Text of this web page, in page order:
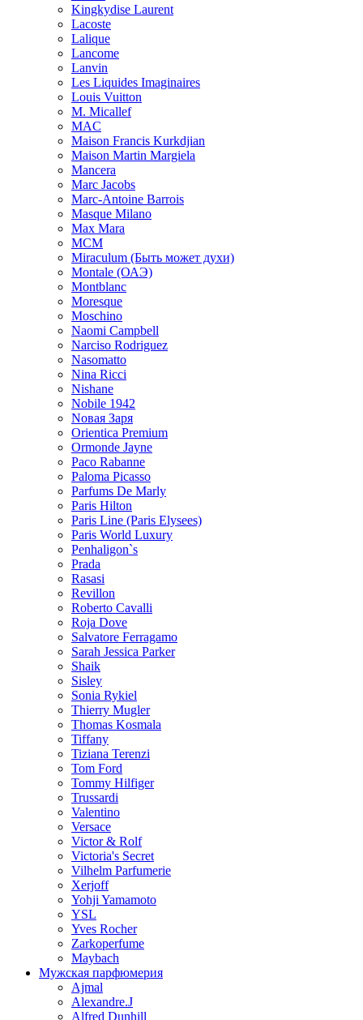
Kingkydise Laurent
Lacoste
Lalique
Lancome
Lanvin
Les Liquides Imaginaires
Louis Vuitton
M. Micallef
MAC
Maison Francis Kurkdjian
Maison Martin Margiela
Mancera
Marc Jacobs
Marc-Antoine Barrois
Masque Milano
Max Mara
MCM
Miraculum (Быть может духи)
Montale (ОАЭ)
Montblanc
Moresque
Moschino
Naomi Campbell
Narciso Rodriguez
Nasomatto
Nina Ricci
Nishane
Nobile 1942
Nовая Заря
Orientica Premium
Ormonde Jayne
Paco Rabanne
Paloma Picasso
Parfums De Marly
Paris Hilton
Paris Line (Paris Elysees)
Paris World Luxury
Penhaligon`s
Prada
Rasasi
Revillon
Roberto Cavalli
Roja Dove
Salvatore Ferragamo
Sarah Jessica Parker
Shaik
Sisley
Sonia Rykiel
Thierry Mugler
Thomas Kosmala
Tiffany
Tiziana Terenzi
Tom Ford
Tommy Hilfiger
Trussardi
Valentino
Versace
Victor & Rolf
Victoria's Secret
Vilhelm Parfumerie
Xerjoff
Yohji Yamamoto
YSL
Yves Rocher
Zarkoperfume
Maybach
Мужская парфюмерия
Ajmal
Alexandre.J
Alfred Dunhill